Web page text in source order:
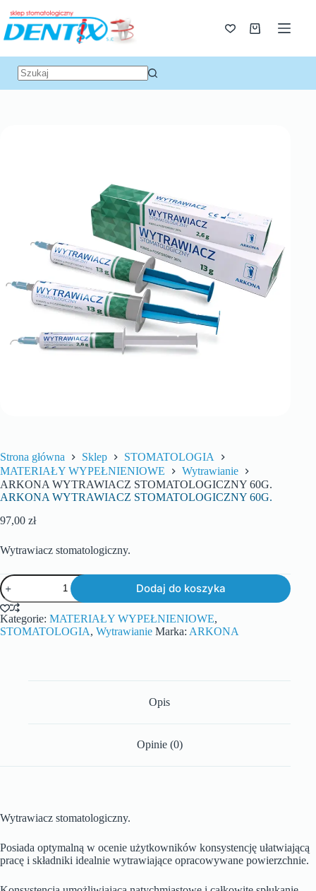
Strona główna Sklep
STOMATOLOGIA
MATERIAŁY WYPEŁNIENIOWE
Wytrawianie
ARKONA WYTRAWIACZ STOMATOLOGICZNY 60G.
ARKONA WYTRAWIACZ STOMATOLOGICZNY 60G.
97,00 zł
Wytrawiacz stomatologiczny.
Dodaj do koszyka
Kategorie: MATERIAŁY WYPEŁNIENIOWE,
STOMATOLOGIA, Wytrawianie Marka: ARKONA
Opis
Opinie (0)
Wytrawiacz stomatologiczny.
Posiada optymalną w ocenie użytkowników konsystencję ułatwiającą
pracę i składniki idealnie wytrawiające opracowywane powierzchnie.